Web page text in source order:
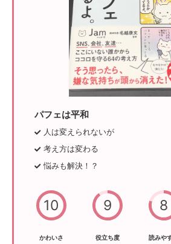
パフェは平和
人は変えられないが
考え方は変わる
悩みも解決！？
10
かわいさ
9
役立ち度
8
読みや